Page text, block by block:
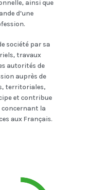
ainsi que
d’une
société par sa
travaux
autorités de
auprès de
territoriales,
et contribue
concernant la
aux Français.